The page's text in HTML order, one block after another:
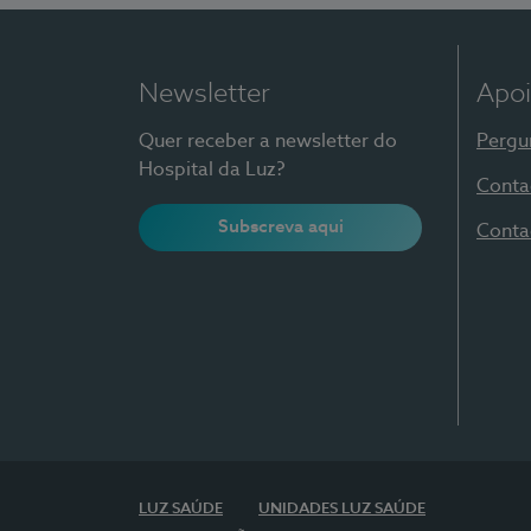
Newsletter
Quer receber a newsletter do
Hospital da Luz?
Subscreva aqui
LUZ SAÚDE UNIDADES LUZ SAÚDE